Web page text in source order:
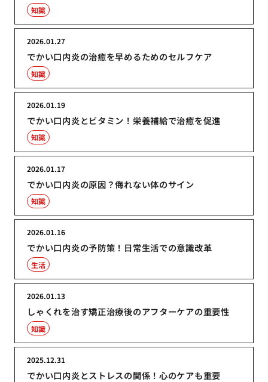
知識
でかい口内炎の治癒を早めるためのセルフケア
2026.01.27
知識
でかい口内炎とビタミン！栄養補給で治癒を促進
2026.01.19
知識
でかい口内炎の原因？侮れない体のサイン
2026.01.17
知識
でかい口内炎の予防策！日常生活での意識改革
2026.01.16
生活
しゃくれを治す矯正治療後のアフターケアの重要性
2026.01.13
知識
でかい口内炎とストレスの関係！心のケアも重要
2025.12.31